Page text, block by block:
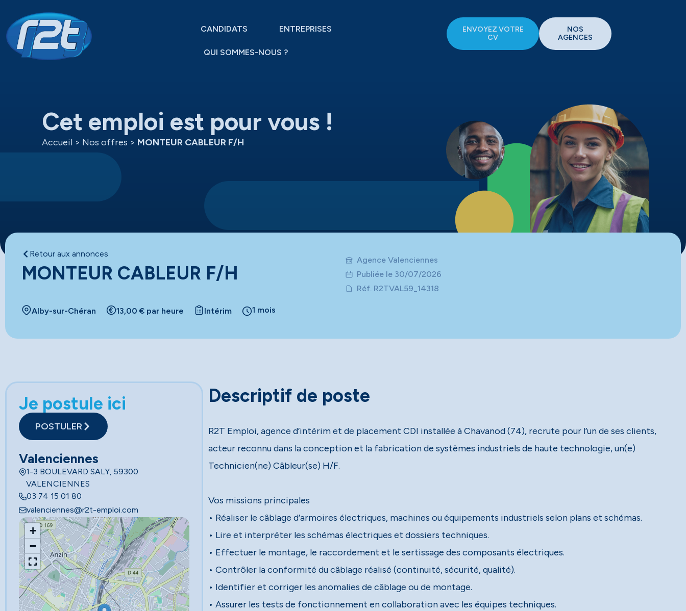
CANDIDATS ENTREPRISES
QUI SOMMES-NOUS ?
ENVOYEZ VOTRE
CV
NOS
AGENCES
Cet emploi est pour vous !
Accueil > Nos offres > MONTEUR CABLEUR F/H
Retour aux annonces
MONTEUR CABLEUR F/H
Agence Valenciennes
Publiée le 30/07/2026
Réf. R2TVAL59_14318
Alby-sur-Chéran 13,00 € par heure Intérim 1 mois
Je postule ici
POSTULER
Valenciennes
1-3 BOULEVARD SALY, 59300
VALENCIENNES
03 74 15 01 80
valenciennes@r2t-emploi.com
+
−
Descriptif de poste
R2T Emploi, agence d’intérim et de placement CDI installée à Chavanod (74), recrute pour l’un de ses clients,
acteur reconnu dans la conception et la fabrication de systèmes industriels de haute technologie, un(e)
Technicien(ne) Câbleur(se) H/F.
Vos missions principales
• Réaliser le câblage d’armoires électriques, machines ou équipements industriels selon plans et schémas.
• Lire et interpréter les schémas électriques et dossiers techniques.
• Effectuer le montage, le raccordement et le sertissage des composants électriques.
• Contrôler la conformité du câblage réalisé (continuité, sécurité, qualité).
• Identifier et corriger les anomalies de câblage ou de montage.
• Assurer les tests de fonctionnement en collaboration avec les équipes techniques.